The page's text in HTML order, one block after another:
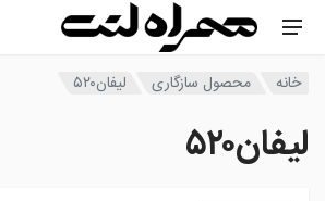
خانه محصول سازگاری لیفان۵۲۰
لیفان۵۲۰